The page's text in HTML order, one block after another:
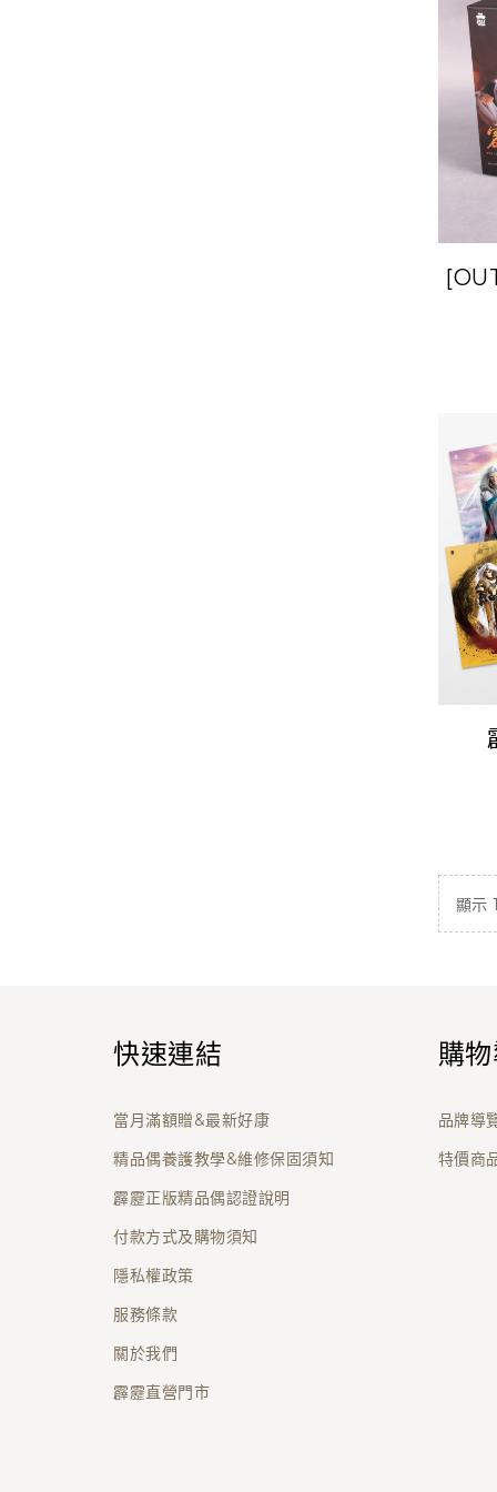
顯示
快速連結
當月滿額贈&最新好康
精品偶養護教學&維修保固須知
霹靂正版精品偶認證說明
付款方式及購物須知
隱私權政策
服務條款
關於我們
霹靂直營門市
購
品牌導
特價商